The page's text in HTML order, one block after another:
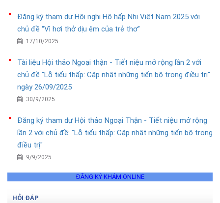
Đăng ký tham dự Hội nghị Hô hấp Nhi Việt Nam 2025 với
chủ đề “Vì hơi thở dịu êm của trẻ thơ”
17/10/2025
Tài liệu Hội thảo Ngoại thận - Tiết niệu mở rộng lần 2 với
chủ đề "Lỗ tiểu thấp: Cập nhật những tiến bộ trong điều trị"
ngày 26/09/2025
30/9/2025
Đăng ký tham dự Hội thảo Ngoại Thận - Tiết niệu mở rộng
lần 2 với chủ đề: "Lỗ tiểu thấp: Cập nhật những tiến bộ trong
điều trị"
9/9/2025
ĐĂNG KÝ KHÁM ONLINE
HỎI ĐÁP